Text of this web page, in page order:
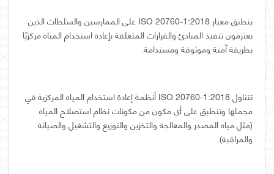
ينطبق معيار ISO 20760-1:2018 على الممارسين والسلطات الذين
يعتزمون تنفيذ المبادئ والقرارات المتعلقة بإعادة استخدام المياه مركزيًا
بطريقة آمنة وموثوقة ومستدامة.
تتناول ISO 20760-1:2018 أنظمة إعادة استخدام المياه المركزية في
مجملها وتنطبق على أي مكون من مكونات نظام استصلاح المياه
(مثل مياه المصدر والمعالجة والتخزين والتوزيع والتشغيل والصيانة
والمراقبة).